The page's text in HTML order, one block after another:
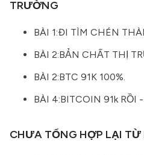
TRƯỜNG
BÀI 1:ĐI TÌM CHÉN
BÀI 2:BẢN CHẤT THỊ
BÀI 2:BTC 91K 100%.
BÀI 4:BITCOIN 91k RỒI
CHƯA TỔNG HỢP LẠI TỪ